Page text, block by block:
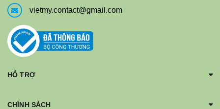
vietmy.contact@gmail.com
HỖ TRỢ
CHÍNH SÁCH